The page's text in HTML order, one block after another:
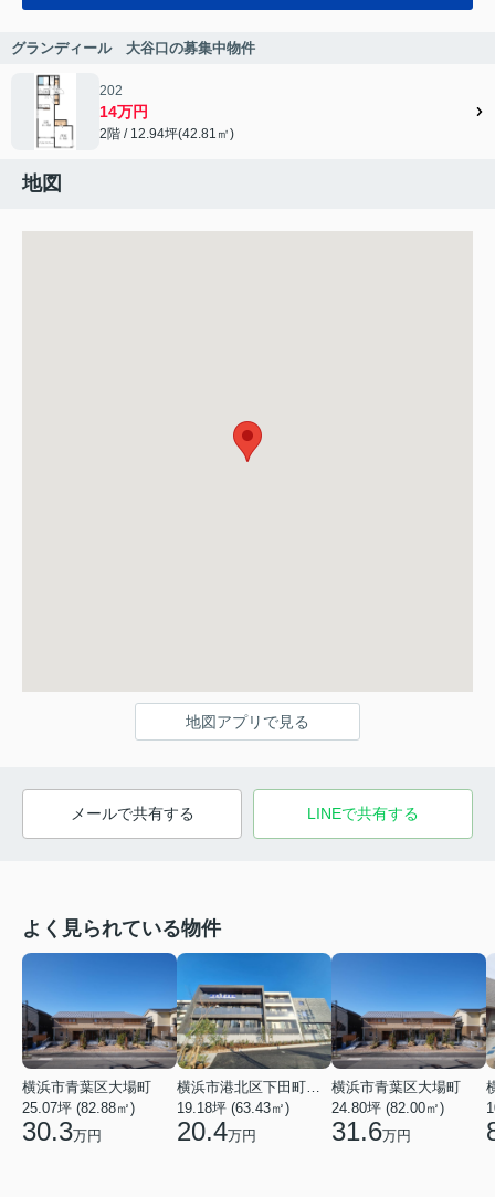
グランディール 大谷口の募集中物件
202
14万円
2階 / 12.94坪(42.81㎡)
地図
地図アプリで見る
メールで共有する LINEで共有する
よく見られている物件
横浜市青葉区大場町
25.07坪 (82.88㎡)
30.3万円
19.18坪 (63.43㎡)
20.4万円
横浜市青葉区大場町
24.80坪 (82.00㎡)
31.6万円